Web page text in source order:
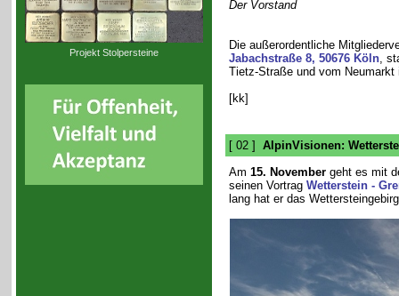
Projekt Stolpersteine
Der Vorstand
Die außerordentliche
Jabachstraße 8, 50676 Köln,
Tietz-Straße und vom
[kk]
[ 02 ] AlpinVisionen:
Am 15. Novembergeht es mit
seinen Vortrag Wetterstein -
lang hat er das